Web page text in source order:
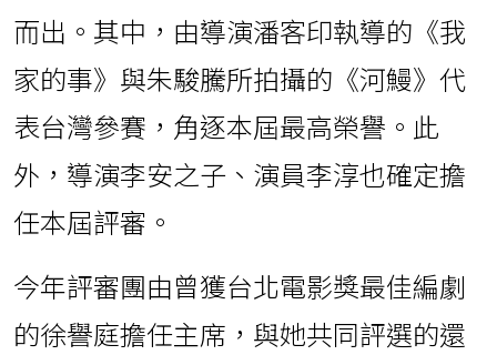
而出。其中，由導演潘客印執導的《我
家的事》與朱駿騰所拍攝的《河鰻》代
表台灣參賽，角逐本屆最高榮譽。此
外，導演李安之子、演員李淳也確定擔
任本屆評審。
今年評審團由曾獲台北電影獎最佳編劇
的徐譽庭擔任主席，與她共同評選的還